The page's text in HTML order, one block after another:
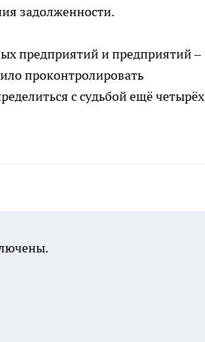
задолженности.
предприятий и предприятий –
проконтролировать
с судьбой ещё четырёх